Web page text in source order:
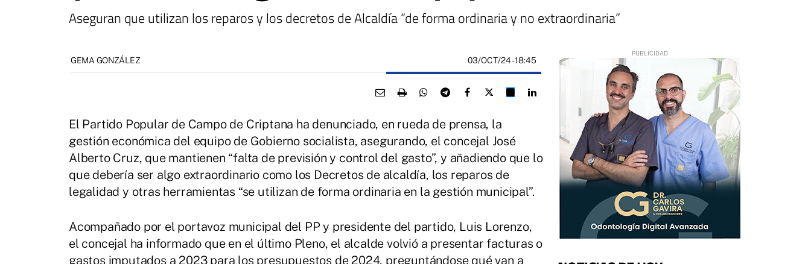
Aseguran que utilizan los reparos y los decretos de Alcaldía “de forma ordinaria y no extraordinaria”
GEMA GONZÁLEZ 03/OCT/24- 18:45
El Partido Popular de Campo de Criptana ha denunciado, en rueda de prensa, la
gestión económica del equipo de Gobierno socialista, asegurando, el concejal José
Alberto Cruz, que mantienen “falta de previsión y control del gasto”, y añadiendo que lo
que debería ser algo extraordinario como los Decretos de alcaldía, los reparos de
legalidad y otras herramientas “se utilizan de forma ordinaria en la gestión municipal”.
Acompañado por el portavoz municipal del PP y presidente del partido, Luis Lorenzo,
el concejal ha informado que en el último Pleno, el alcalde volvió a presentar facturas o
gastos imputados a 2023 para los presupuestos de 2024, preguntándose qué van a